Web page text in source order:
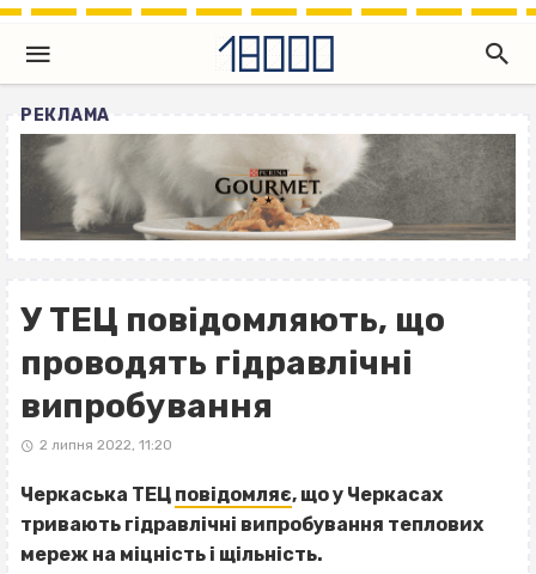
РЕКЛАМА
У ТЕЦ повідомляють, що
проводять гідравлічні
випробування
2 липня 2022, 11:20
Черкаська ТЕЦ повідомляє, що у Черкасах
тривають гідравлічні випробування теплових
мереж на міцність і щільність.